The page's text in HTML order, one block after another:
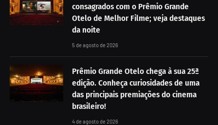
consagrados com o Prêmio Grande
Otelo de Melhor Filme; veja destaques
da noite
5 de agosto de 2026
Prêmio Grande Otelo chega à sua 25ª
edição. Conheça curiosidades de uma
das principais premiações do cinema
brasileiro!
4 de agosto de 2026